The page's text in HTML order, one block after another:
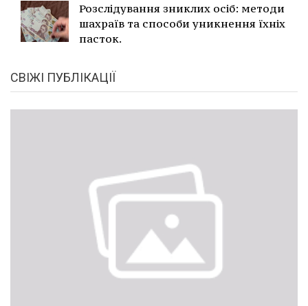
Розслідування зниклих осіб: методи
шахраїв та способи уникнення їхніх
пасток.
СВІЖІ ПУБЛІКАЦІЇ